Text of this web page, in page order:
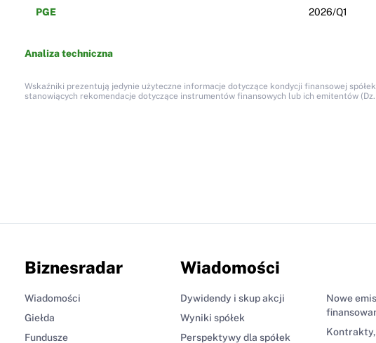
PGE 2026/Q1
Analiza techniczna
Wskaźniki prezentują jedynie użyteczne informacje dotyczące kondycji finansowej
stanowiących rekomendacje dotyczące instrumentów finansowych lub ich emitentów (Dz.
Biznesradar
Wiadomości
Giełda
Fundusze
Wiadomości
Dywidendy i skup akcji
Wyniki spółek
Perspektywy dla spółek
Nowe